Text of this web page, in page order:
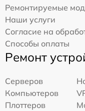
Ремонтируемые
Наши услуги
Согласие на
Способы оплаты
Ремонт
Серверов
Компьютеров
Плоттеров